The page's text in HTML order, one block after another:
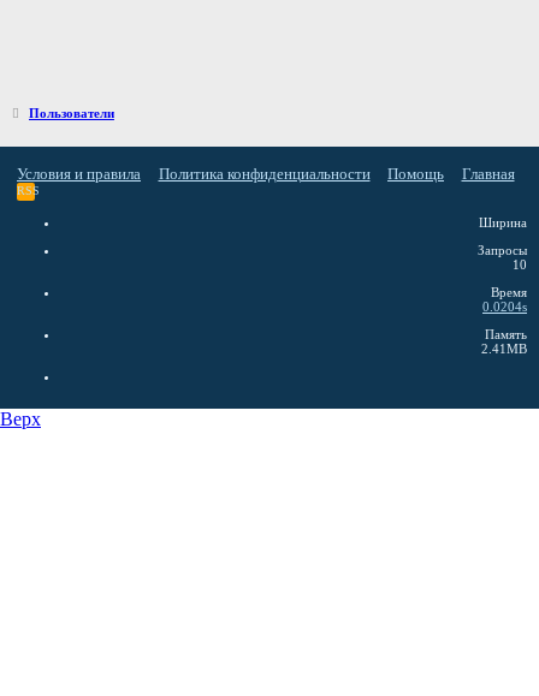
Пользователи
Условия и правила Политика конфиденциальности Помощь Главная
RSS
Ширина
Запросы
10
Время
0.0204s
Память
2.41MB
Верх